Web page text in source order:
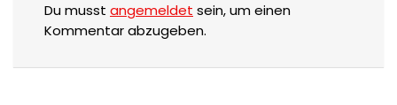
Du musst angemeldet sein, um einen
Kommentar abzugeben.